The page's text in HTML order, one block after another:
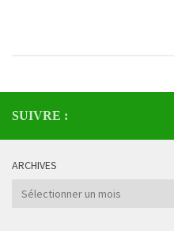
SUIVRE :
ARCHIVES
Archives